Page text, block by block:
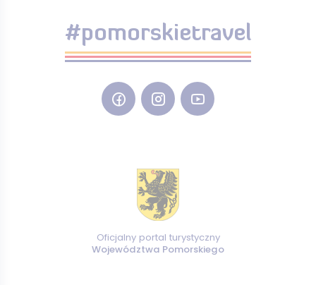
#pomorskietravel
Oficjalny portal turystyczny
Województwa Pomorskiego